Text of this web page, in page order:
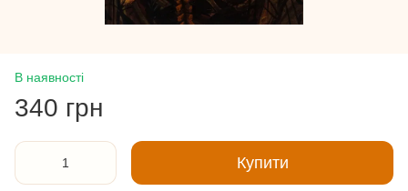
В наявності
340 грн
Купити